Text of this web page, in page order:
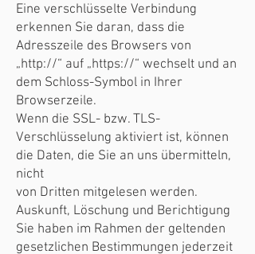
Eine verschlüsselte Verbindung
erkennen Sie daran, dass die
Adresszeile des Browsers von
„http://“ auf „https://“ wechselt und an
dem Schloss-Symbol in Ihrer
Browserzeile.
Wenn die SSL- bzw. TLS-
Verschlüsselung aktiviert ist, können
die Daten, die Sie an uns übermitteln,
nicht
von Dritten mitgelesen werden.
Auskunft, Löschung und Berichtigung
Sie haben im Rahmen der geltenden
gesetzlichen Bestimmungen jederzeit